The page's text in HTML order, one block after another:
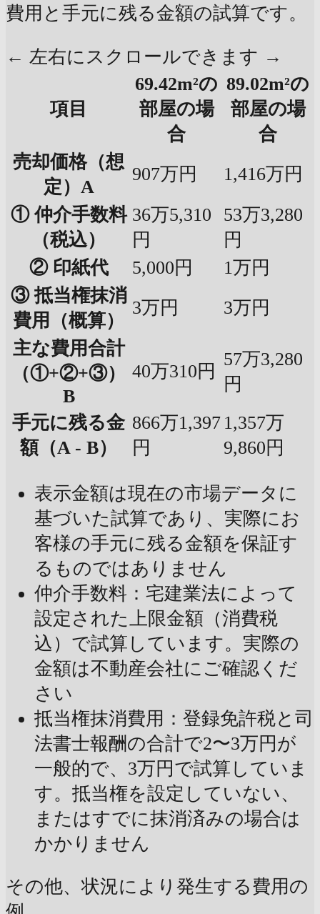
費用と手元に残る金額の試算です。
← 左右にスクロールできます →
項目
69.42m²の
部屋の場
合
89.02m²の
部屋の場
合
売却価格（想
定）A
907万円
1,416万円
① 仲介手数料
（税込）
36万5,310
円
53万3,280
円
② 印紙代
5,000円
1万円
③ 抵当権抹消
費用（概算）
3万円
3万円
主な費用合計
（①+②+③）
B
40万310円
57万3,280
円
手元に残る金
額（A - B）
866万1,397
円
1,357万
9,860円
表示金額は現在の市場データに
基づいた試算であり、実際にお
客様の手元に残る金額を保証す
るものではありません
仲介手数料：宅建業法によって
設定された上限金額（消費税
込）で試算しています。実際の
金額は不動産会社にご確認くだ
さい
抵当権抹消費用：登録免許税と司
法書士報酬の合計で2〜3万円が
一般的で、3万円で試算していま
す。抵当権を設定していない、
またはすでに抹消済みの場合は
かかりません
その他、状況により発生する費用の